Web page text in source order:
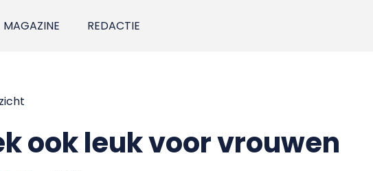
MAGAZINE REDACTIE
ook leuk voor vrouwen